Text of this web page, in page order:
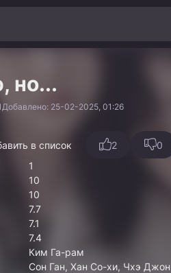
но...
Добавлено: 25-02-2025, 01:26
в список 2 0
1
10
10
7.7
7.1
7.4
Ким Га-рам
Сон Ган, Хан Со-хи, Чхэ